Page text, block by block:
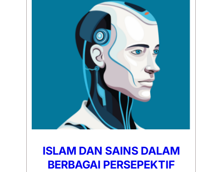
ISLAM DAN SAINS DALAM
BERBAGAI PERSEPEKTIF